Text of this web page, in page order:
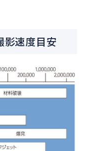
影速度目安